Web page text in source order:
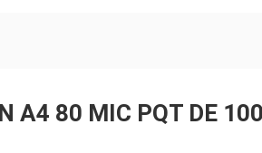
A4 80 MIC PQT DE 100